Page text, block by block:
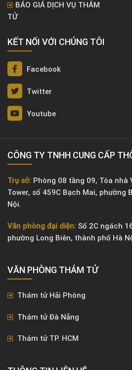
BÁO GIÁ DỊCH VỤ THÁM
TỬ
KẾT NỐI VỚI CHÚNG TÔI
Facebook
Twitter
Youtube
CÔNG TY TNHH CUNG CẤP
Trụ sở: Phòng 08 tầng 09, Tòa nhà
Tower, số 459C Bạch Mai, phường
Nội.
Văn phòng đại diện: Số 2C ngách
phường Long Biên, thành phố Hà
VĂN PHÒNG ​THÁM TỬ
Thám tử Hải Phòng
Thám tử Đà Nẵng
Thám tử TP. HCM